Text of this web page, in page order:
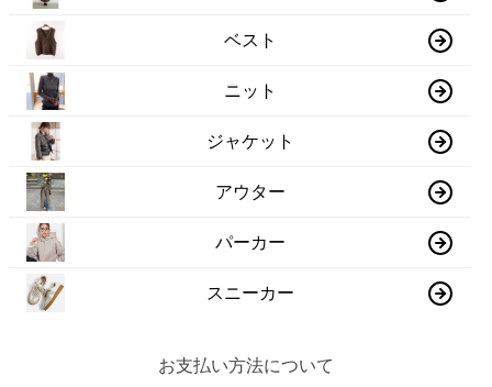
ベスト
ニット
ジャケット
アウター
パーカー
スニーカー
お支払い方法について